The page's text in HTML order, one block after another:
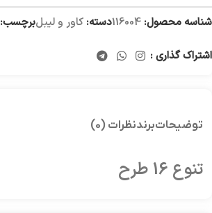
شناسه محصول: 116004دسته: کاور و لیبلبرچسب:
اشتراک گذاری :
توضیحاتبرندنظرات (0)
تنوع 16 طرح